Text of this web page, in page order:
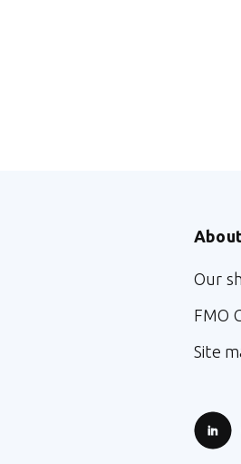
Our
FMO
Site